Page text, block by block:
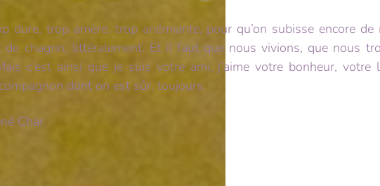
dure, trop amère, trop anémiante, pour qu’on subisse encore
chagrin, littéralement. Et il faut que nous vivions, que nous
c’est ainsi que je suis votre ami, j’aime votre bonheur,
dont on est sûr, toujours.
Char